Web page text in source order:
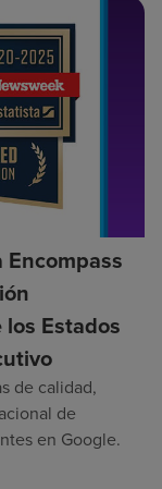
Estados
de calidad,
de
en Google.